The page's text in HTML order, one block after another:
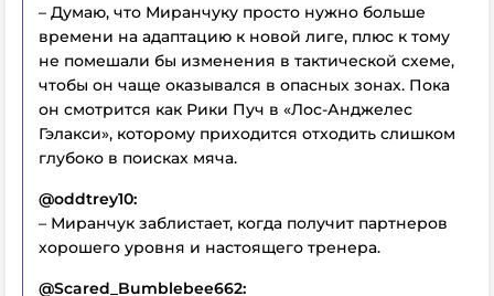
– Думаю, что Миранчуку просто нужно больше
времени на адаптацию к новой лиге, плюс к тому
не помешали бы изменения в тактической схеме,
чтобы он чаще оказывался в опасных зонах. Пока
он смотрится как Рики Пуч в «Лос-Анджелес
Гэлакси», которому приходится отходить слишком
глубоко в поисках мяча.
@oddtrey10:
– Миранчук заблистает, когда получит партнеров
хорошего уровня и настоящего тренера.
@Scared_Bumblebee662: